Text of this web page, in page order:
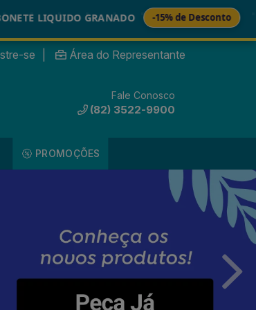
GRANADO -15% de Desconto 🚚
se Área do Representante
Fale Conosco
(82) 3522-9900
PROMOÇÕES